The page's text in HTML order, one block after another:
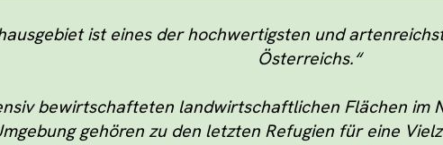
ist eines der hochwertigsten und
Österreichs.“
bewirtschafteten landwirtschaftlichen Flächen im
gehören zu den letzten Refugien für eine